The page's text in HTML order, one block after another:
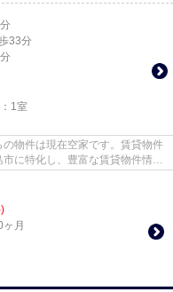
33分
1室
物件は現在空家です。賃貸物件
に特化し、豊富な賃貸物件情報
月